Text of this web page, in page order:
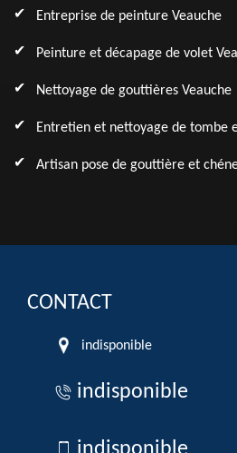
Entreprise de peinture Veauche
Peinture et décapage de volet
Nettoyage de gouttières Veauche
Entretien et nettoyage de tombe
Artisan pose de gouttière et
CONTACT
indisponible
indisponible